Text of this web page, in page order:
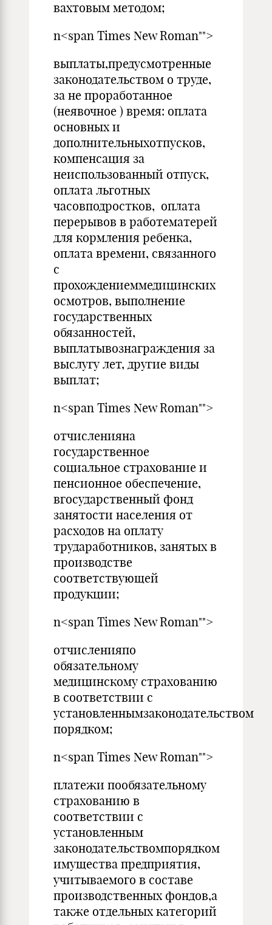
вахтовым методом;
n<span Times New Roman"">
выплаты,предусмотренные
законодательством о труде,
за не проработанное
(неявочное ) время: оплата
основных и
дополнительныхотпусков,
компенсация за
неиспользованный отпуск,
оплата льготных
часовподростков, оплата
перерывов в работематерей
для кормления ребенка,
оплата времени, связанного
с
прохождениеммедицинских
осмотров, выполнение
государственных
обязанностей,
выплатывознаграждения за
выслугу лет, другие виды
выплат;
n<span Times New Roman"">
отчисленияна
государственное
социальное страхование и
пенсионное обеспечение,
вгосударственный фонд
занятости населения от
расходов на оплату
трудаработников, занятых в
производстве
соответствующей
продукции;
n<span Times New Roman"">
отчисленияпо
обязательному
медицинскому страхованию
в соответствии с
установленнымзаконодательством
порядком;
n<span Times New Roman"">
платежи пообязательному
страхованию в
соответствии с
установленным
законодательствомпорядком
имущества предприятия,
учитываемого в составе
производственных фондов,а
также отдельных категорий